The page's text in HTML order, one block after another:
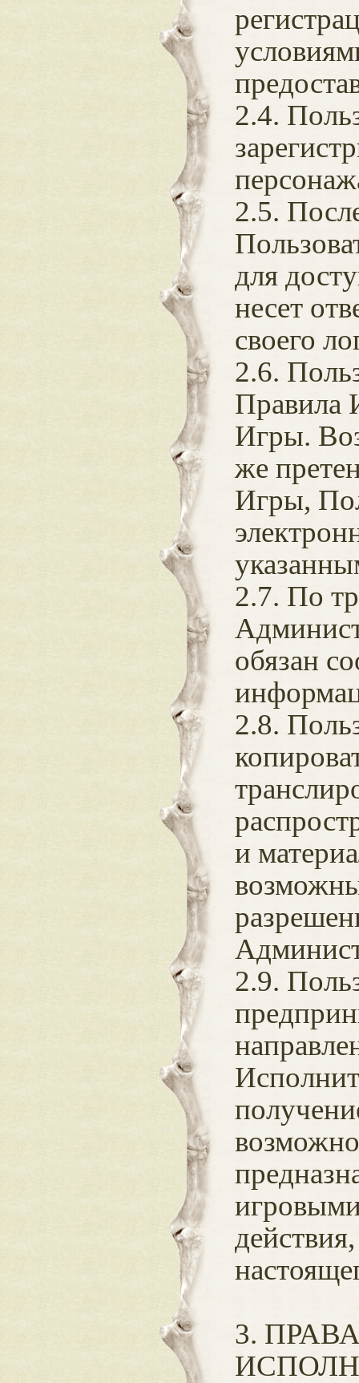
2.4.
2.5.
для
несет
своего
2.6.
Правила
Игры.
же
Игры,
2.7. По
обязан
2.8.
и
2.9.
3.